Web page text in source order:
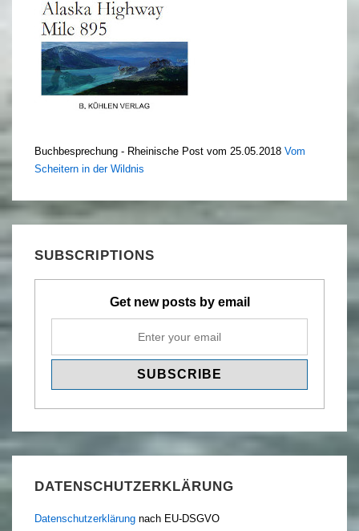
Buchbesprechung - Rheinische Post vom 25.05.2018 Vom
Scheitern in der Wildnis
SUBSCRIPTIONS
Get new posts by email
DATENSCHUTZERKLÄRUNG
Datenschutzerklärung nach EU-DSGVO